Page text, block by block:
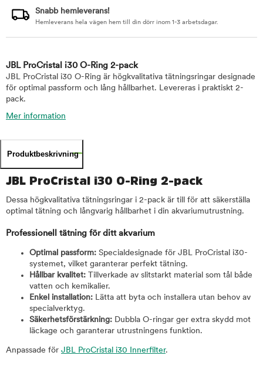
Snabb hemleverans!
Hemleverans hela vägen hem till din dörr inom 1-3 arbetsdagar.
JBL ProCristal i30 O-Ring 2-pack
JBL ProCristal i30 O-Ring är högkvalitativa tätningsringar designade
för optimal passform och lång hållbarhet. Levereras i praktiskt 2-
pack.
Mer information
Produktbeskrivning
JBL ProCristal i30 O-Ring 2-pack
Dessa högkvalitativa tätningsringar i 2-pack är till för att säkerställa
optimal tätning och långvarig hållbarhet i din akvariumutrustning.
Professionell tätning för ditt akvarium
Optimal passform: Specialdesignade för JBL ProCristal i30-
systemet, vilket garanterar perfekt tätning.
Hållbar kvalitet: Tillverkade av slitstarkt material som tål både
vatten och kemikalier.
Enkel installation: Lätta att byta och installera utan behov av
specialverktyg.
Säkerhetsförstärkning: Dubbla O-ringar ger extra skydd mot
läckage och garanterar utrustningens funktion.
Anpassade för JBL ProCristal i30 Innerfilter.